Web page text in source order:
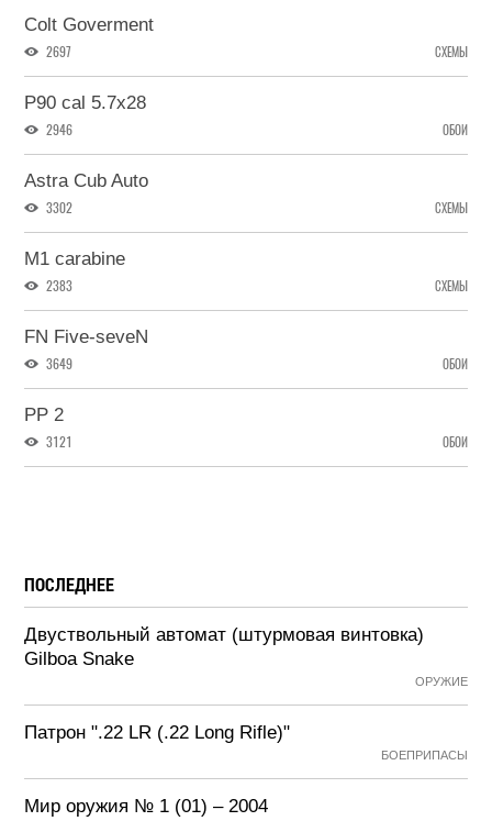
Colt Goverment
2697 СХЕМЫ
P90 cal 5.7x28
2946 ОБОИ
Astra Cub Auto
3302 СХЕМЫ
M1 carabine
2383 СХЕМЫ
FN Five-seveN
3649 ОБОИ
PP 2
3121 ОБОИ
ПОСЛЕДНЕЕ
Двуствольный автомат (штурмовая винтовка)
Gilboa Snake
ОРУЖИЕ
Патрон ".22 LR (.22 Long Rifle)"
БОЕПРИПАСЫ
Мир оружия № 1 (01) – 2004